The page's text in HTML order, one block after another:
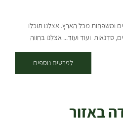
ומשפחות מכל הארץ. אצלנו תוכלו
סדנאות ועוד ועוד... אצלנו בחווה
במחצלות שטיחים מזרונים וכריות. בחווה
נשימה! המקלחות והשירותים
הנדרשים לבישול עצמי. בחווה יש
נשימה! בנוסף, ניתן גם להזמין ארוחות
לפרטים נוספים
באזור